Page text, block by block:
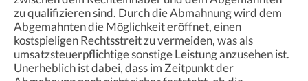
zu qualifizieren sind. Durch die Abmahnung wird dem
Abgemahnten die Möglichkeit eröffnet, einen
kostspieligen Rechtsstreit zu vermeiden, was als
umsatzsteuerpflichtige sonstige Leistung anzusehen ist.
Unerheblich ist dabei, dass im Zeitpunkt der